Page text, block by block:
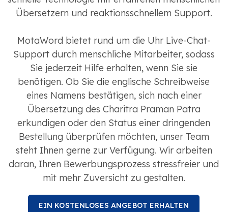
Übersetzern und reaktionsschnellem Support.
MotaWord bietet rund um die Uhr Live-Chat-
Support durch menschliche Mitarbeiter, sodass
Sie jederzeit Hilfe erhalten, wenn Sie sie
benötigen. Ob Sie die englische Schreibweise
eines Namens bestätigen, sich nach einer
Übersetzung des Charitra Praman Patra
erkundigen oder den Status einer dringenden
Bestellung überprüfen möchten, unser Team
steht Ihnen gerne zur Verfügung. Wir arbeiten
daran, Ihren Bewerbungsprozess stressfreier und
mit mehr Zuversicht zu gestalten.
EIN KOSTENLOSES ANGEBOT ERHALTEN